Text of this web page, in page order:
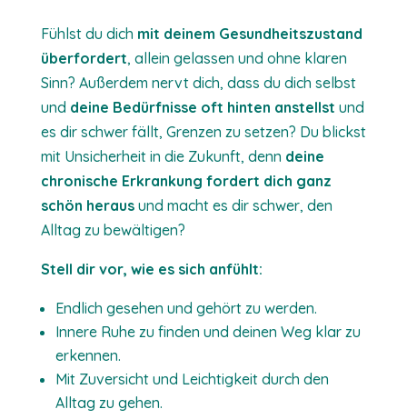
Fühlst du dich mit deinem Gesundheitszustand
überfordert, allein gelassen und ohne klaren
Sinn? Außerdem nervt dich, dass du dich selbst
und deine Bedürfnisse oft hinten anstellst und
es dir schwer fällt, Grenzen zu setzen? Du blickst
mit Unsicherheit in die Zukunft, denn deine
chronische Erkrankung fordert dich ganz
schön herausund macht es dir schwer, den
Alltag zu bewältigen?
Stell dir vor, wie es sich anfühlt:
Endlich gesehen und gehört zu werden.
Innere Ruhe zu finden und deinen Weg klar zu
erkennen.
Mit Zuversicht und Leichtigkeit durch den
Alltag zu gehen.